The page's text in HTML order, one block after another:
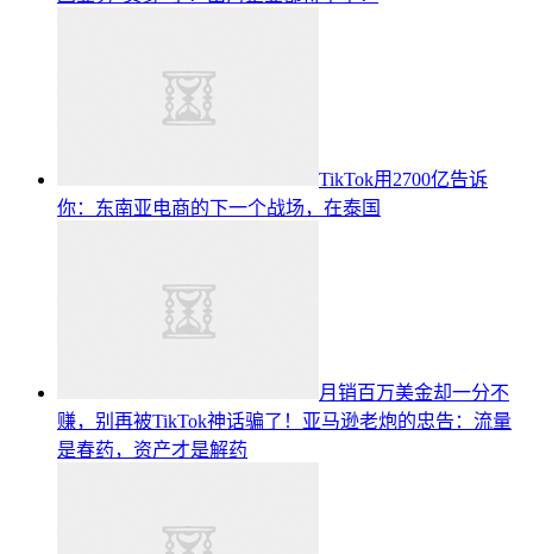
TikTok用2700亿告诉
你：东南亚电商的下一个战场，在泰国
月销百万美金却一分不
赚，别再被TikTok神话骗了！亚马逊老炮的忠告：流量
是春药，资产才是解药